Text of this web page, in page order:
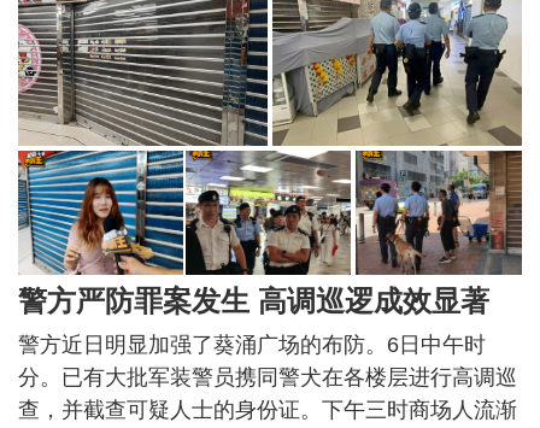
警方严防罪案发生 高调巡逻成效显著
警方近日明显加强了葵涌广场的布防。6日中午时
分。已有大批军装警员携同警犬在各楼层进行高调巡
查，并截查可疑人士的身份证。下午三时商场人流渐